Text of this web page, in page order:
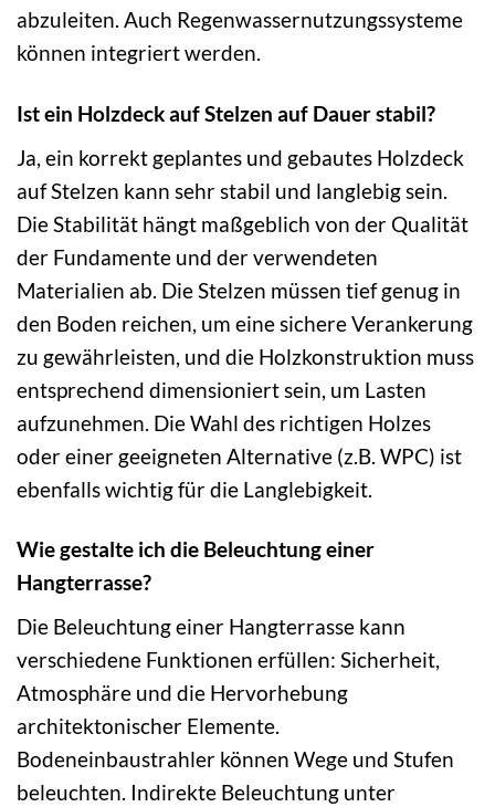
abzuleiten. Auch Regenwassernutzungssysteme
können integriert werden.
Ist ein Holzdeck auf Stelzen auf Dauer stabil?
Ja, ein korrekt geplantes und gebautes Holzdeck
auf Stelzen kann sehr stabil und langlebig sein.
Die Stabilität hängt maßgeblich von der Qualität
der Fundamente und der verwendeten
Materialien ab. Die Stelzen müssen tief genug in
den Boden reichen, um eine sichere Verankerung
zu gewährleisten, und die Holzkonstruktion muss
entsprechend dimensioniert sein, um Lasten
aufzunehmen. Die Wahl des richtigen Holzes
oder einer geeigneten Alternative (z.B. WPC) ist
ebenfalls wichtig für die Langlebigkeit.
Wie gestalte ich die Beleuchtung einer
Hangterrasse?
Die Beleuchtung einer Hangterrasse kann
verschiedene Funktionen erfüllen: Sicherheit,
Atmosphäre und die Hervorhebung
architektonischer Elemente.
Bodeneinbaustrahler können Wege und Stufen
beleuchten. Indirekte Beleuchtung unter